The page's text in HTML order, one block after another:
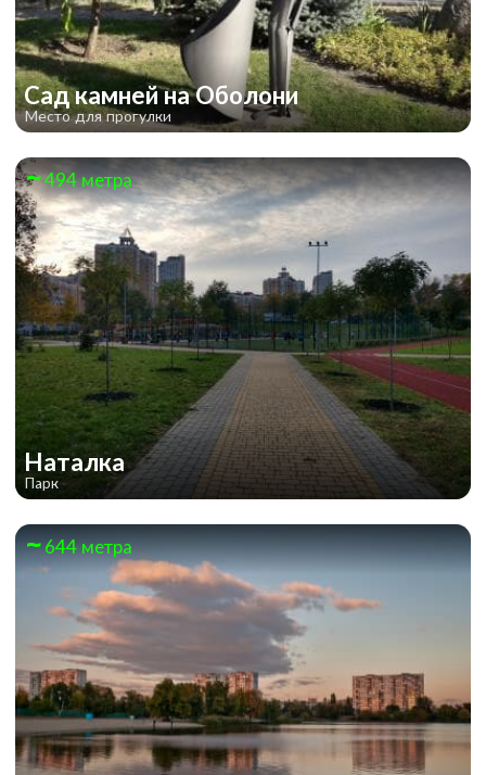
Сад камней на Оболони
Место для прогулки
494 метра
Наталка
Парк
644 метра